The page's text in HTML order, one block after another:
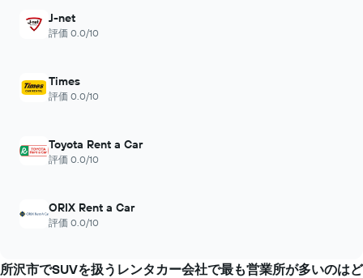
J-net
評価 0.0/10
Times
評価 0.0/10
Toyota Rent a Car
評価 0.0/10
ORIX Rent a Car
評価 0.0/10
所沢市でSUVを扱うレンタカー会社で最も営業所が多いのはど